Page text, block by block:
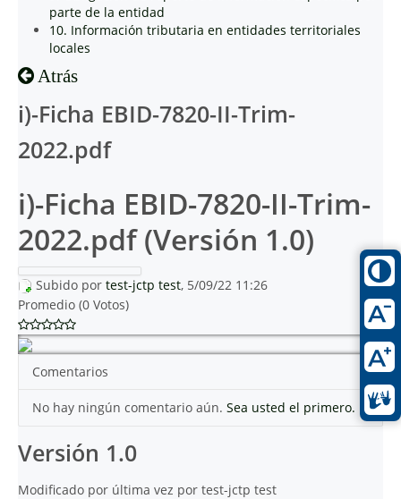
parte de la entidad
10. Información tributaria en entidades territoriales
locales
Atrás
i)-Ficha EBID-7820-II-Trim-
2022.pdf
i)-Ficha EBID-7820-II-Trim-
2022.pdf (Versión 1.0)
Subido por test-jctp test, 5/09/22 11:26
Promedio (0 Votos)
Comentarios
No hay ningún comentario aún. Sea usted el primero.
Versión 1.0
Modificado por última vez por test-jctp test